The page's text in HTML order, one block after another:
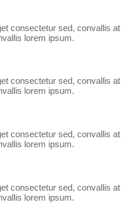
consectetur sed, convallis at
lorem ipsum.
consectetur sed, convallis at
lorem ipsum.
consectetur sed, convallis at
lorem ipsum.
consectetur sed, convallis at
lorem ipsum.